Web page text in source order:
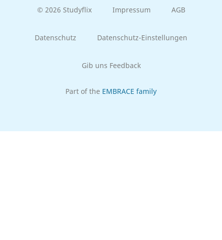
© 2026 Studyflix Impressum AGB
Datenschutz Datenschutz-Einstellungen
Gib uns Feedback
Part of the EMBRACE family